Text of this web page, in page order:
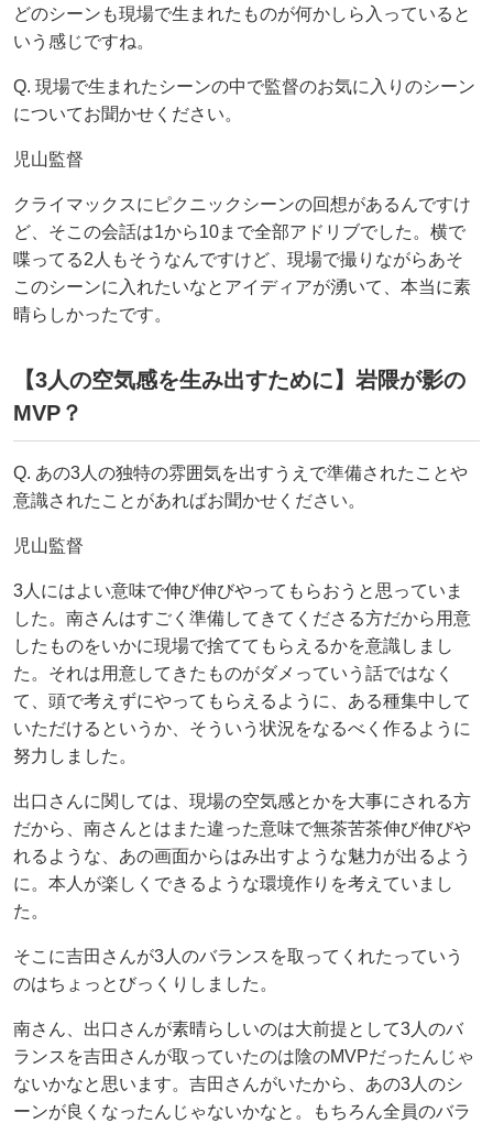
どのシーンも現場で生まれたものが何かしら入っていると
いう感じですね。
Q. 現場で生まれたシーンの中で監督のお気に入りのシーン
についてお聞かせください。
児山監督
クライマックスにピクニックシーンの回想があるんですけ
ど、そこの会話は1から10まで全部アドリブでした。横で
喋ってる2人もそうなんですけど、現場で撮りながらあそ
このシーンに入れたいなとアイディアが湧いて、本当に素
晴らしかったです。
【3人の空気感を生み出すために】岩隈が影の
MVP？
Q. あの3人の独特の雰囲気を出すうえで準備されたことや
意識されたことがあればお聞かせください。
児山監督
3人にはよい意味で伸び伸びやってもらおうと思っていま
した。南さんはすごく準備してきてくださる方だから用意
したものをいかに現場で捨ててもらえるかを意識しまし
た。それは用意してきたものがダメっていう話ではなく
て、頭で考えずにやってもらえるように、ある種集中して
いただけるというか、そういう状況をなるべく作るように
努力しました。
出口さんに関しては、現場の空気感とかを大事にされる方
だから、南さんとはまた違った意味で無茶苦茶伸び伸びや
れるような、あの画面からはみ出すような魅力が出るよう
に。本人が楽しくできるような環境作りを考えていまし
た。
そこに吉田さんが3人のバランスを取ってくれたっていう
のはちょっとびっくりしました。
南さん、出口さんが素晴らしいのは大前提として3人のバ
ランスを吉田さんが取っていたのは陰のMVPだったんじゃ
ないかなと思います。吉田さんがいたから、あの3人のシ
ーンが良くなったんじゃないかなと。もちろん全員のバラ